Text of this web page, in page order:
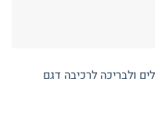
ולבריכה לרכיבה דגם